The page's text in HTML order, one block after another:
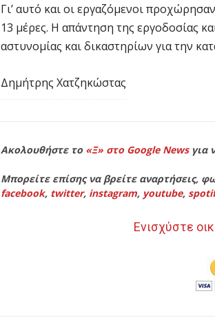
Γι’ αυτό και οι εργαζόμενοι
13 μέρες. Η απάντηση της εργοδοσίας
αστυνομίας και δικαστηρίων για την
Δημήτρης Χατζηκώστας
Ακολουθήστε το «Ξ» στο Google Newsγια
Μπορείτε επίσης να βρείτε αναρτήσεις,
facebook, twitter, instagram, youtube,
Ενισχύστε